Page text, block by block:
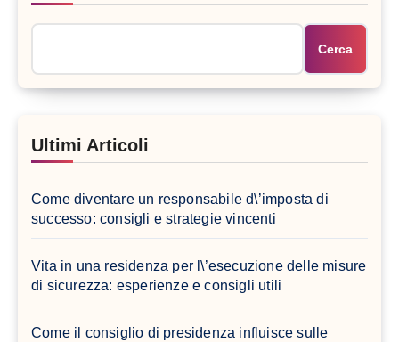
Cerca
Ultimi Articoli
Come diventare un responsabile d\’imposta di
successo: consigli e strategie vincenti
Vita in una residenza per l\’esecuzione delle misure
di sicurezza: esperienze e consigli utili
Come il consiglio di presidenza influisce sulle